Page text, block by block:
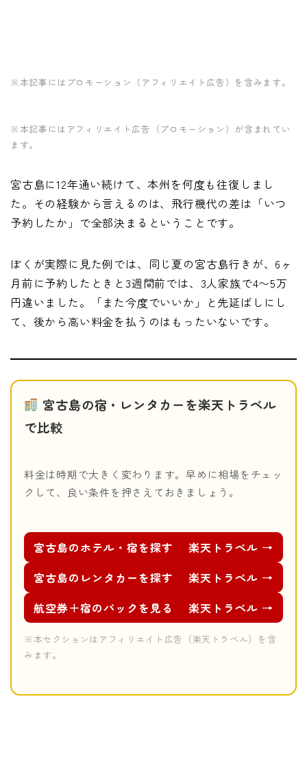
※本記事にはプロモーション（アフィリエイト広告）を含みます。
※本記事にはアフィリエイト広告（プロモーション）が含まれてい
ます。
宮古島に12年通い続けて、本州を何度も往復しまし
た。その経験から言えるのは、飛行機代の差は「いつ
予約したか」で全部決まるということです。
ぼくが実際に見た例では、同じ夏の宮古島行きが、6ヶ
月前に予約したときと3週間前では、3人家族で4〜5万
円違いました。「また今度でいいか」と先延ばしにし
て、後から高い料金を払うのはもったいないです。
宮古島の宿・レンタカーを楽天トラベル
で比較
料金は時期で大きく変わります。早めに相場をチェッ
クして、良い条件を押さえておきましょう。
宮古島のホテル・宿を探す
楽天トラベル →
宮古島のレンタカーを探す
楽天トラベル →
航空券＋宿のパックを見る
楽天トラベル →
※本セクションはアフィリエイト広告（楽天トラベル）を含
みます。